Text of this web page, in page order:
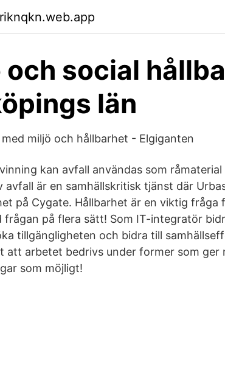
och social
län
miljö och hållbarhet - Elgiganten
kan avfall användas som
avfall är en samhällskritisk tjänst där
på Cygate. Hållbarhet är en viktig fråga
frågan på flera sätt! Som IT-integratör
tillgängligheten och bidra till
att arbetet bedrivs under former som ger
som möjligt!